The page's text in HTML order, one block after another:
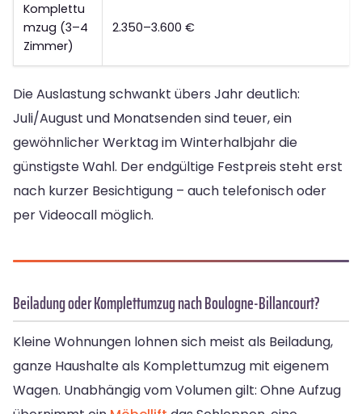
Komplettu
mzug (3–4
Zimmer)
2.350–3.600 €
Die Auslastung schwankt übers Jahr deutlich:
Juli/August und Monatsenden sind teuer, ein
gewöhnlicher Werktag im Winterhalbjahr die
günstigste Wahl. Der endgültige Festpreis steht erst
nach kurzer Besichtigung – auch telefonisch oder
per Videocall möglich.
Beiladung oder Komplettumzug nach Boulogne-Billancourt?
Kleine Wohnungen lohnen sich meist als Beiladung,
ganze Haushalte als Komplettumzug mit eigenem
Wagen. Unabhängig vom Volumen gilt: Ohne Aufzug